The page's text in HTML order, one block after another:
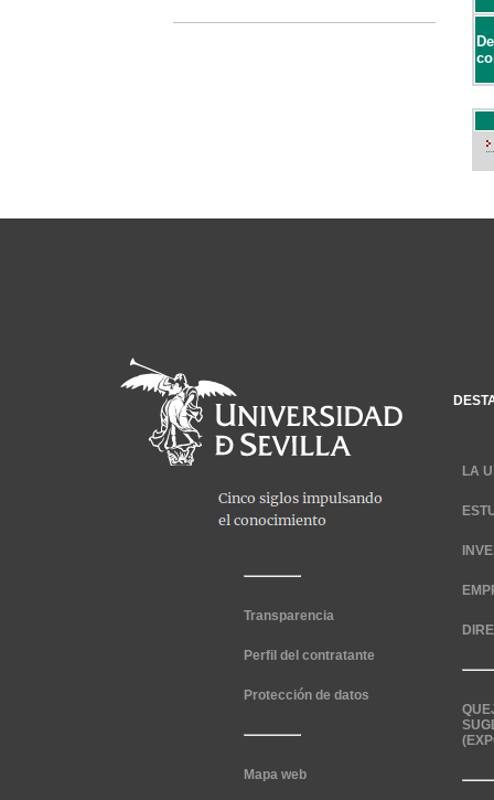
Transparencia
Perfil del contratante
Protección de datos
Mapa web
LA